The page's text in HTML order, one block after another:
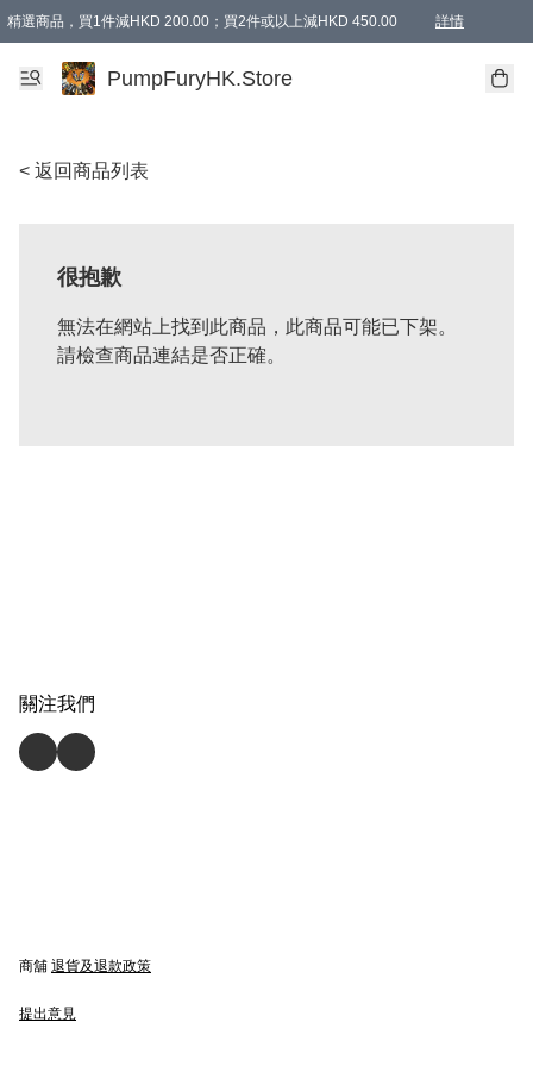
精選商品，買1件減HKD 200.00；買2件或以上減HKD 450.00 詳情
AAPE商品,會員專享9折或以上（按會員等級）AAPE products, members can
精選商品，任選買2件或以上減HKD 100.00
購物滿 HKD 800.00即享免運費優惠！（適用於 特定的送貨方式 )
PumpFuryHK.Store
< 返回商品列表
很抱歉
無法在網站上找到此商品，此商品可能已下架。
請檢查商品連結是否正確。
關注我們
商舖 退貨及退款政策
提出意見